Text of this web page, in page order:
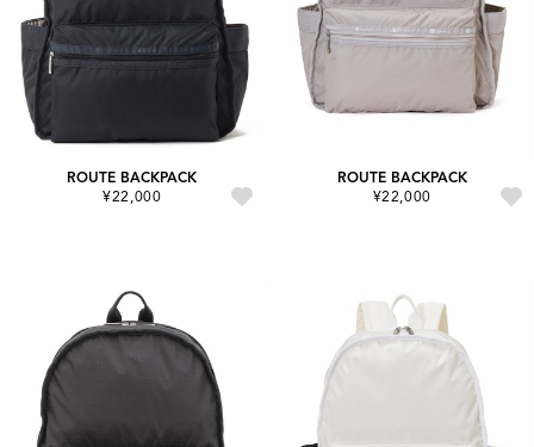
ROUTE BACKPACK
¥22,000
ROUTE BACKPACK
¥22,000